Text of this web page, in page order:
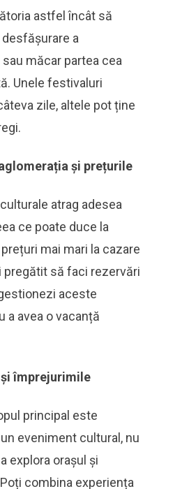
astfel încât să
a
măcar partea cea
Unele festivaluri
zile, altele pot ține
și prețurile
atrag adesea
ce poate duce la
mai mari la cazare
pregătit să faci rezervări
aceste
a avea o vacanță
împrejurimile
principal este
eveniment cultural, nu
explora orașul și
combina experiența